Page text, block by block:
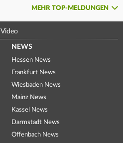
MEHR TOP-MELDUNGEN
Video
NEWS
Hessen News
Frankfurt News
Wiesbaden News
Mainz News
Kassel News
Darmstadt News
Offenbach News